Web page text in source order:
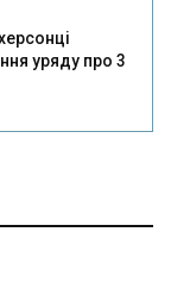
уряду про 3